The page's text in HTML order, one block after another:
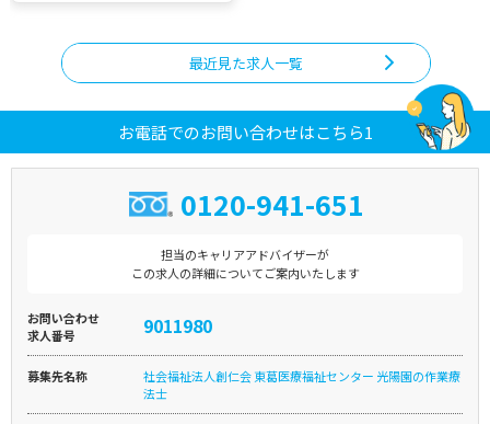
最近見た求人一覧
お電話でのお問い合わせはこちら1
0120-941-651
担当のキャリアアドバイザーが
この求人の詳細についてご案内いたします
お問い合わせ
求人番号
9011980
募集先名称
社会福祉法人創仁会 東葛医療福祉センター 光陽園の作業療
法士